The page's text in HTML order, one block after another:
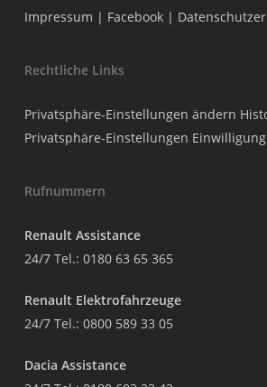
Impressum | Facebook|
Rechtliche Links
Privatsphäre-Einstellungen ändern
Privatsphäre-Einstellungen
Rufnummern
Renault Assistance
24/7 Tel.: 0180 63 65 365
Renault Elektrofahrzeuge
24/7 Tel.: 0800 589 33 05
Dacia Assistance